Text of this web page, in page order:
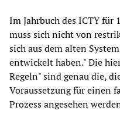
Im Jahrbuch des ICTY für
muss sich nicht von
sich aus dem alten
entwickelt haben." Die
Regeln" sind genau die,
Voraussetzung für einen
Prozess angesehen